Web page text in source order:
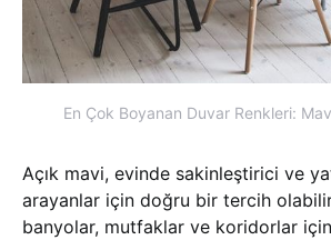
En Çok Boyanan Duvar Renkleri:
Açık mavi, evinde sakinleştirici ve
arayanlar için doğru bir tercih
banyolar, mutfaklar ve koridorlar